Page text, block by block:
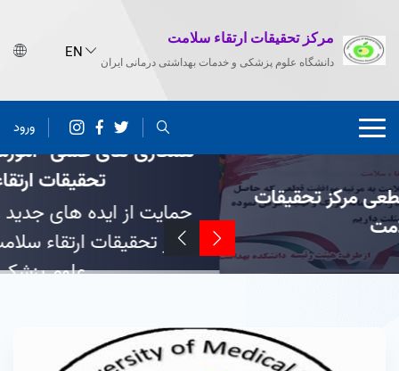
مرکز تحقیقات ارتقاء سلامت
دانشگاه علوم پزشکی و خدمات بهداشتی درمانی ایران
ورود
همکاری های علمی- آموزشی و پژوهشی با مرکز
تحقیقات ارتقاء سلامت
حمایت از ایده های جدید علمی پژوهشگران در
مرکز تحقیقات ارتقاء سلامت وابسته به دانشگاه
علوم پزشکی ایران